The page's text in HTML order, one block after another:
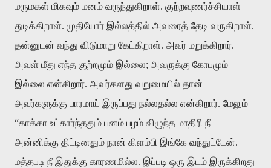
மருமகள் மிகவும் மனம் வருந்துகிறாள். குற்றவுணர்ச்சியாள்
துடிக்கிறாள். முதியோர் இல்லத்தில் அவரைத் தேடி வருகிறாள்.
தன்னுடன் வந்து விடுமாறு கேட்கிறாள். அவர் மறுக்கிறார்.
அவள் மீது எந்த குற்றமும் இல்லை; அவருக்கு கோபமும்
இல்லை என்கிறார். அவர்களது வறுமையில் தான்
அவர்களுக்கு பாரமாய் இருப்பது நல்லதல்ல என்கிறார். மேலும்
“காக்கா உட்கார்ந்ததும் பனம் பழம் விழுந்த மாதிரி நீ
அன்னிக்கு திட்டினதும் நான் கிளம்பி இங்கே வந்துட்டேன்.
மத்தபடி நீ இதுக்கு காரணமில்ல. இப்படி ஒரு இடம் இருக்கிறது